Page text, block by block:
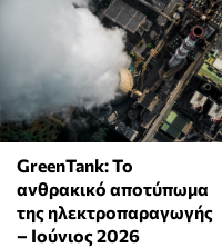
GreenTank: Το
ανθρακικό αποτύπωμα
της ηλεκτροπαραγωγής
– Ιούνιος 2026